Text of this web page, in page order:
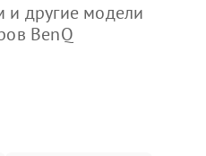
другие модели
BenQ